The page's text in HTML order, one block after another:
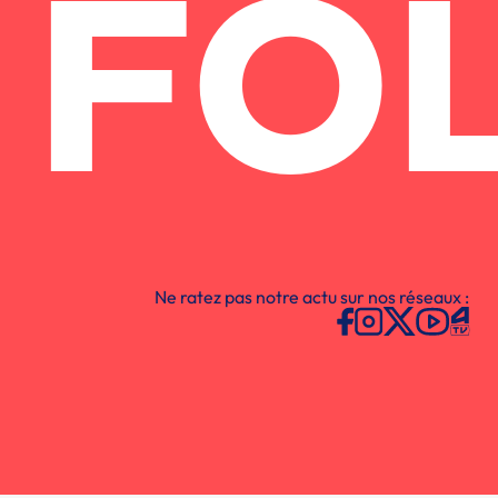
Ne ratez pas notre actu sur nos réseaux :